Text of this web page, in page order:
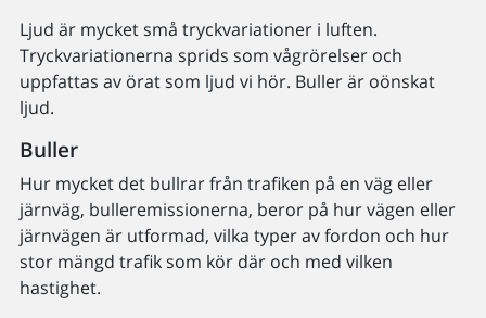
Ljud är mycket små tryckvariationer i luften.
Tryckvariationerna sprids som vågrörelser och
uppfattas av örat som ljud vi hör. Buller är oönskat
ljud.
Buller
Hur mycket det bullrar från trafiken på en väg eller
järnväg, bulleremissionerna, beror på hur vägen eller
järnvägen är utformad, vilka typer av fordon och hur
stor mängd trafik som kör där och med vilken
hastighet.